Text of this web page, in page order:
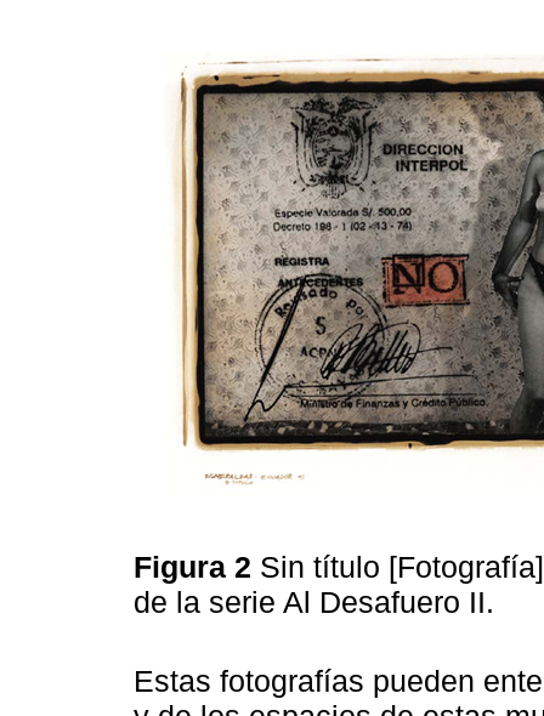
Figura 2 Sin título
de la serie Al Desafuero II.
Estas fotografías pueden